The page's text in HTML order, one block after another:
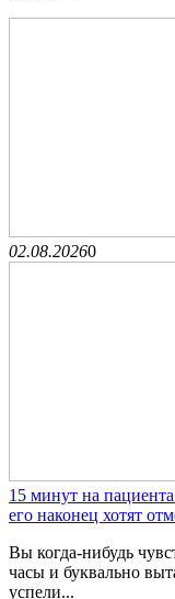
02.08.20260
15 минут на
его наконец хотят
Вы когда-нибудь
часы и буквально
успели...